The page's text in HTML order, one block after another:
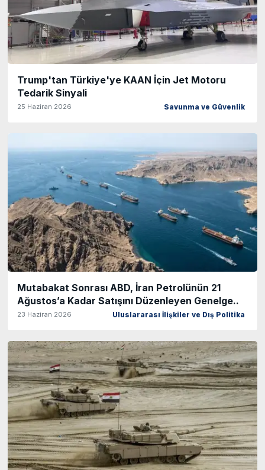
Trump'tan Türkiye'ye KAAN İçin Jet Motoru
Tedarik Sinyali
25 Haziran 2026 Savunma ve Güvenlik
Mutabakat Sonrası ABD, İran Petrolünün 21
Ağustos’a Kadar Satışını Düzenleyen Genelge..
23 Haziran 2026 Uluslararası İlişkiler ve Dış Politika